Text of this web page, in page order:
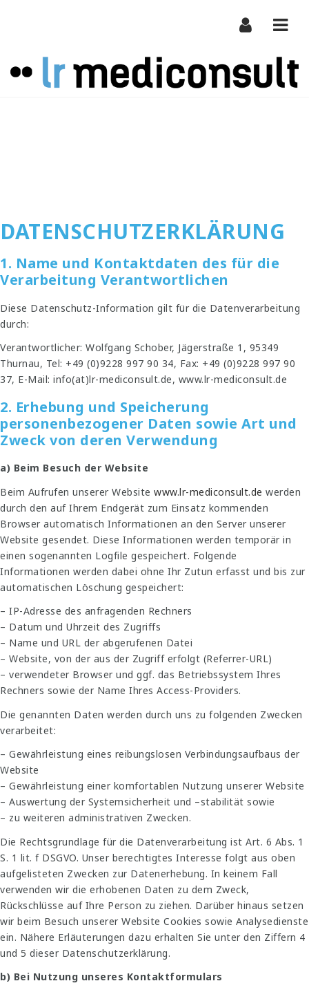
DATENSCHUTZERKLÄRUNG
1. Name und Kontaktdaten des für die
Verarbeitung Verantwortlichen
Diese Datenschutz-Information gilt für die Datenverarbeitung
durch:
Verantwortlicher: Wolfgang Schober, Jägerstraße 1, 95349
Thurnau, Tel: +49 (0)9228 997 90 34, Fax: +49 (0)9228 997 90
37, E-Mail: info(at)lr-mediconsult.de, www.lr-mediconsult.de
2. Erhebung und Speicherung
personenbezogener Daten sowie Art und
Zweck von deren Verwendung
a) Beim Besuch der Website
Beim Aufrufen unserer Website www.lr-mediconsult.de werden
durch den auf Ihrem Endgerät zum Einsatz kommenden
Browser automatisch Informationen an den Server unserer
Website gesendet. Diese Informationen werden temporär in
einen sogenannten Logfile gespeichert. Folgende
Informationen werden dabei ohne Ihr Zutun erfasst und bis zur
automatischen Löschung gespeichert:
– IP-Adresse des anfragenden Rechners
– Datum und Uhrzeit des Zugriffs
– Name und URL der abgerufenen Datei
– Website, von der aus der Zugriff erfolgt (Referrer-URL)
– verwendeter Browser und ggf. das Betriebssystem Ihres
Rechners sowie der Name Ihres Access-Providers.
Die genannten Daten werden durch uns zu folgenden Zwecken
verarbeitet:
– Gewährleistung eines reibungslosen Verbindungsaufbaus der
Website
– Gewährleistung einer komfortablen Nutzung unserer Website
– Auswertung der Systemsicherheit und –stabilität sowie
– zu weiteren administrativen Zwecken.
Die Rechtsgrundlage für die Datenverarbeitung ist Art. 6 Abs. 1
S. 1 lit. f DSGVO. Unser berechtigtes Interesse folgt aus oben
aufgelisteten Zwecken zur Datenerhebung. In keinem Fall
verwenden wir die erhobenen Daten zu dem Zweck,
Rückschlüsse auf Ihre Person zu ziehen. Darüber hinaus setzen
wir beim Besuch unserer Website Cookies sowie Analysedienste
ein. Nähere Erläuterungen dazu erhalten Sie unter den Ziffern 4
und 5 dieser Datenschutzerklärung.
b) Bei Nutzung unseres Kontaktformulars